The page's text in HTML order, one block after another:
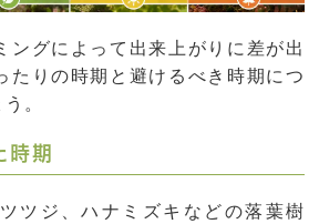
ングによって出来上がりに差が出
たりの時期と避けるべき時期につ
。
時期
ツジ、ハナミズキなどの落葉樹